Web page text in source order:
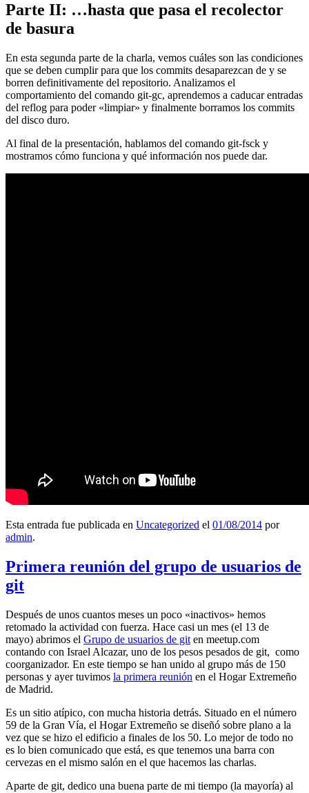
Parte II: …hasta que pasa el recolector
de basura
En esta segunda parte de la charla, vemos cuáles son las condiciones
que se deben cumplir para que los commits desaparezcan de y se
borren definitivamente del repositorio. Analizamos el
comportamiento del comando git-gc, aprendemos a caducar entradas
del reflog para poder «limpiar» y finalmente borramos los commits
del disco duro.
Al final de la presentación, hablamos del comando git-fsck y
mostramos cómo funciona y qué información nos puede dar.
Esta entrada fue publicada en Uncategorized el 01/08/2014 por
admin.
Primera reunión del grupo de usuarios de
git
Después de unos cuantos meses un poco «inactivos» hemos
retomado la actividad con fuerza. Hace casi un mes (el 13 de
mayo) abrimos el Grupo de usuarios de git en meetup.com
contando con Israel Alcazar, uno de los pesos pesados de git, como
coorganizador. En este tiempo se han unido al grupo más de 150
personas y ayer tuvimos la primera reunión en el Hogar Extremeño
de Madrid.
Es un sitio atípico, con mucha historia detrás. Situado en el número
59 de la Gran Vía, el Hogar Extremeño se diseñó sobre plano a la
vez que se hizo el edificio a finales de los 50. Lo mejor de todo no
es lo bien comunicado que está, es que tenemos una barra con
cervezas en el mismo salón en el que hacemos las charlas.
Aparte de git, dedico una buena parte de mi tiempo (la mayoría) al